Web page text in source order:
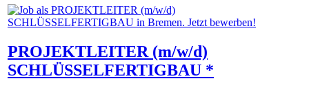
PROJEKTLEITER (m/w/d)
SCHLÜSSELFERTIGBAU *